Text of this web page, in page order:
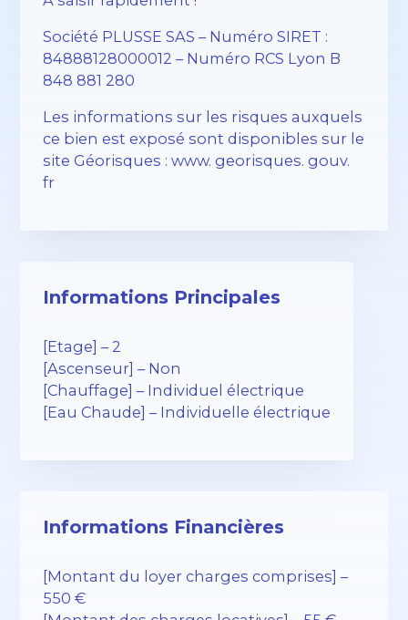
Société PLUSSE SAS – ​​Numéro SIRET :
84888128000012 – Numéro RCS Lyon B
848 881 280
Les informations sur les risques auxquels
ce bien est exposé sont disponibles sur le
site Géorisques : www. georisques. gouv.
fr
Informations Principales
[Etage] – 2
[Ascenseur] – Non
[Chauffage] – Individuel électrique
[Eau Chaude] – Individuelle électrique
Informations Financières
[Montant du loyer charges comprises] –
550 €